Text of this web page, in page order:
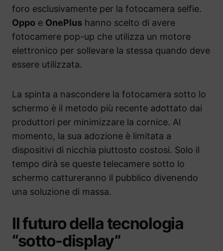
foro esclusivamente per la fotocamera selfie.
Oppo e OnePlus hanno scelto di avere
fotocamere pop-up che utilizza un motore
elettronico per sollevare la stessa quando deve
essere utilizzata.
La spinta a nascondere la fotocamera sotto lo
schermo è il metodo più recente adottato dai
produttori per minimizzare la cornice. Al
momento, la sua adozione è limitata a
dispositivi di nicchia piuttosto costosi. Solo il
tempo dirà se queste telecamere sotto lo
schermo cattureranno il pubblico divenendo
una soluzione di massa.
Il futuro della tecnologia
“sotto-display”